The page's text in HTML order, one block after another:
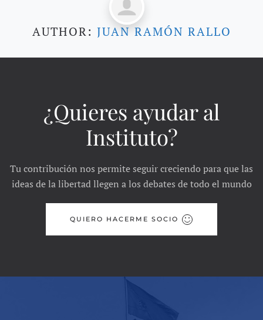
AUTHOR: JUAN RAMÓN RALLO
¿Quieres ayudar al
Instituto?
Tu contribución nos permite seguir creciendo para que las
ideas de la libertad llegen a los debates de todo el mundo
QUIERO HACERME SOCIO